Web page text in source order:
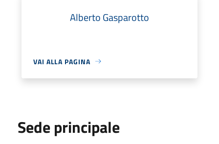
Alberto Gasparotto
VAI ALLA PAGINA
Sede principale